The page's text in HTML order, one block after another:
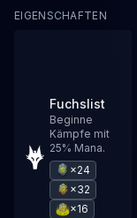
EIGENSCHAFTEN
Fuchslist
Beginne
Kämpfe mit
25% Mana.
×24
×32
×16